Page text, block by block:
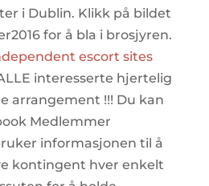
i Dublin. Klikk på bildet
for å bla i brosjyren.
escort sites
interesserte hjertelig
arrangement !!! Du kan
Medlemmer
informasjonen til å
kontingent hver enkelt